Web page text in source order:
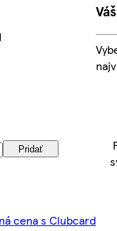
Pridať
cena s Clubcard